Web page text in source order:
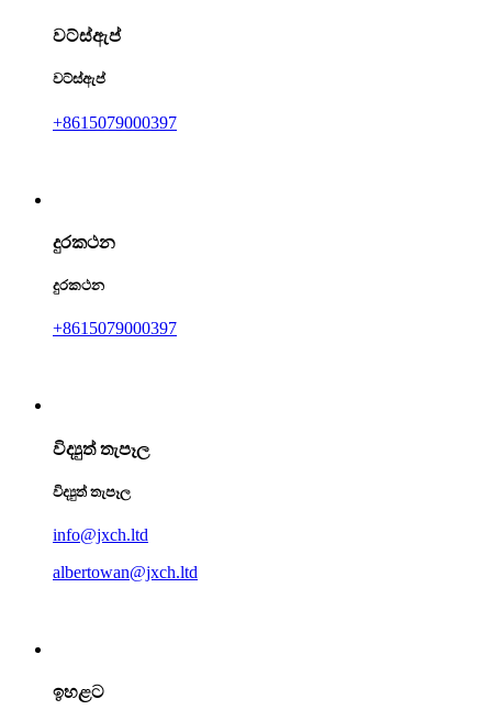
වට්ස්ඇප්
වට්ස්ඇප්
+8615079000397
දුරකථන
දුරකථන
+8615079000397
විද්‍යුත් තැපෑල
විද්‍යුත් තැපෑල
info@jxch.ltd
albertowan@jxch.ltd
ඉහළට